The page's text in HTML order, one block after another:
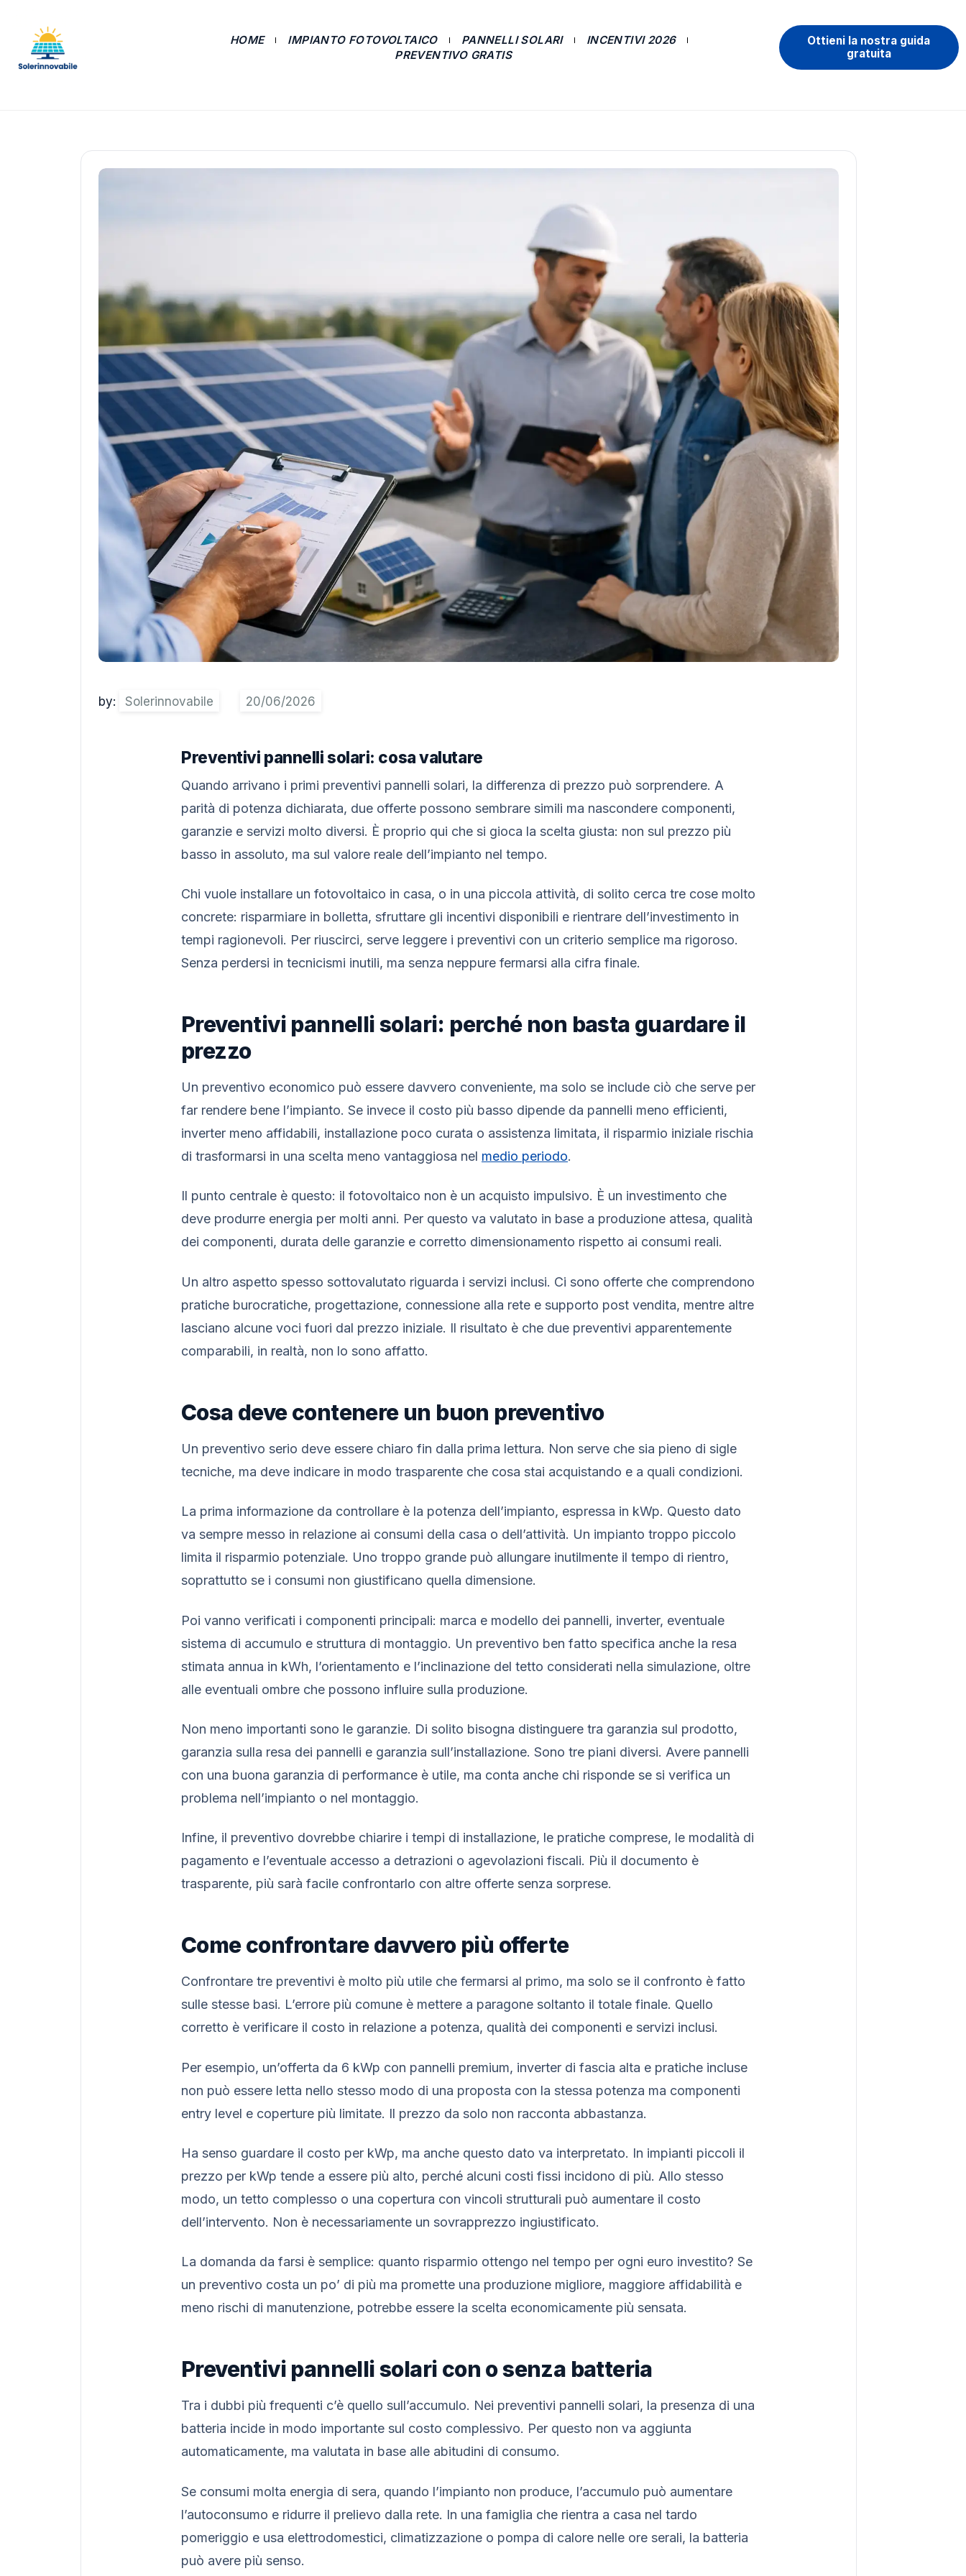
HOME IMPIANTO FOTOVOLTAICO PANNELLI SOLARI
INCENTIVI 2026
PREVENTIVO GRATIS
Ottieni la nostra guida
gratuita
by: Solerinnovabile
Preventivi pannelli solari: cosa valutare
Quando arrivano i primi preventivi pannelli solari, la differenza di prezzo può sorprendere. A
parità di potenza dichiarata, due offerte possono sembrare simili ma nascondere componenti,
garanzie e servizi molto diversi. È proprio qui che si gioca la scelta giusta: non sul prezzo più
basso in assoluto, ma sul valore reale dell’impianto nel tempo.
Chi vuole installare un fotovoltaico in casa, o in una piccola attività, di solito cerca tre cose molto
concrete: risparmiare in bolletta, sfruttare gli incentivi disponibili e rientrare dell’investimento in
tempi ragionevoli. Per riuscirci, serve leggere i preventivi con un criterio semplice ma rigoroso.
Senza perdersi in tecnicismi inutili, ma senza neppure fermarsi alla cifra finale.
Preventivi pannelli solari: perché non basta guardare il
prezzo
Un preventivo economico può essere davvero conveniente, ma solo se include ciò che serve per
far rendere bene l’impianto. Se invece il costo più basso dipende da pannelli meno efficienti,
inverter meno affidabili, installazione poco curata o assistenza limitata, il risparmio iniziale rischia
di trasformarsi in una scelta meno vantaggiosa nel medio periodo.
Il punto centrale è questo: il fotovoltaico non è un acquisto impulsivo. È un investimento che
deve produrre energia per molti anni. Per questo va valutato in base a produzione attesa, qualità
dei componenti, durata delle garanzie e corretto dimensionamento rispetto ai consumi reali.
Un altro aspetto spesso sottovalutato riguarda i servizi inclusi. Ci sono offerte che comprendono
pratiche burocratiche, progettazione, connessione alla rete e supporto post vendita, mentre altre
lasciano alcune voci fuori dal prezzo iniziale. Il risultato è che due preventivi apparentemente
comparabili, in realtà, non lo sono affatto.
Cosa deve contenere un buon preventivo
Un preventivo serio deve essere chiaro fin dalla prima lettura. Non serve che sia pieno di sigle
tecniche, ma deve indicare in modo trasparente che cosa stai acquistando e a quali condizioni.
La prima informazione da controllare è la potenza dell’impianto, espressa in kWp. Questo dato
va sempre messo in relazione ai consumi della casa o dell’attività. Un impianto troppo piccolo
limita il risparmio potenziale. Uno troppo grande può allungare inutilmente il tempo di rientro,
soprattutto se i consumi non giustificano quella dimensione.
Poi vanno verificati i componenti principali: marca e modello dei pannelli, inverter, eventuale
sistema di accumulo e struttura di montaggio. Un preventivo ben fatto specifica anche la resa
stimata annua in kWh, l’orientamento e l’inclinazione del tetto considerati nella simulazione, oltre
alle eventuali ombre che possono influire sulla produzione.
Non meno importanti sono le garanzie. Di solito bisogna distinguere tra garanzia sul prodotto,
garanzia sulla resa dei pannelli e garanzia sull’installazione. Sono tre piani diversi. Avere pannelli
con una buona garanzia di performance è utile, ma conta anche chi risponde se si verifica un
problema nell’impianto o nel montaggio.
Infine, il preventivo dovrebbe chiarire i tempi di installazione, le pratiche comprese, le modalità di
pagamento e l’eventuale accesso a detrazioni o agevolazioni fiscali. Più il documento è
trasparente, più sarà facile confrontarlo con altre offerte senza sorprese.
Come confrontare davvero più offerte
Confrontare tre preventivi è molto più utile che fermarsi al primo, ma solo se il confronto è fatto
sulle stesse basi. L’errore più comune è mettere a paragone soltanto il totale finale. Quello
corretto è verificare il costo in relazione a potenza, qualità dei componenti e servizi inclusi.
Per esempio, un’offerta da 6 kWp con pannelli premium, inverter di fascia alta e pratiche incluse
non può essere letta nello stesso modo di una proposta con la stessa potenza ma componenti
entry level e coperture più limitate. Il prezzo da solo non racconta abbastanza.
Ha senso guardare il costo per kWp, ma anche questo dato va interpretato. In impianti piccoli il
prezzo per kWp tende a essere più alto, perché alcuni costi fissi incidono di più. Allo stesso
modo, un tetto complesso o una copertura con vincoli strutturali può aumentare il costo
dell’intervento. Non è necessariamente un sovrapprezzo ingiustificato.
La domanda da farsi è semplice: quanto risparmio ottengo nel tempo per ogni euro investito? Se
un preventivo costa un po’ di più ma promette una produzione migliore, maggiore affidabilità e
meno rischi di manutenzione, potrebbe essere la scelta economicamente più sensata.
Preventivi pannelli solari con o senza batteria
Tra i dubbi più frequenti c’è quello sull’accumulo. Nei preventivi pannelli solari, la presenza di una
batteria incide in modo importante sul costo complessivo. Per questo non va aggiunta
automaticamente, ma valutata in base alle abitudini di consumo.
Se consumi molta energia di sera, quando l’impianto non produce, l’accumulo può aumentare
l’autoconsumo e ridurre il prelievo dalla rete. In una famiglia che rientra a casa nel tardo
pomeriggio e usa elettrodomestici, climatizzazione o pompa di calore nelle ore serali, la batteria
può avere più senso.